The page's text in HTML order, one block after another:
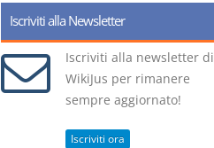
Iscriviti alla Newsletter
Iscriviti alla newsletter di
WikiJus per rimanere
sempre aggiornato!
Iscriviti ora